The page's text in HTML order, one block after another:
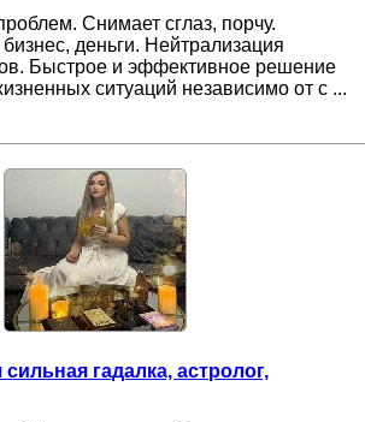
Снимает сглаз, порчу.
деньги. Нейтрализация
Быстрое и эффективное решение
ситуаций независимо от с ...
гадалка, астролог,